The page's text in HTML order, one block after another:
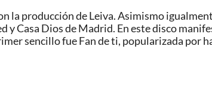
la producción de Leiva. Asimismo
y Casa Dios de Madrid. En este disco
sencillo fue Fan de ti, popularizada